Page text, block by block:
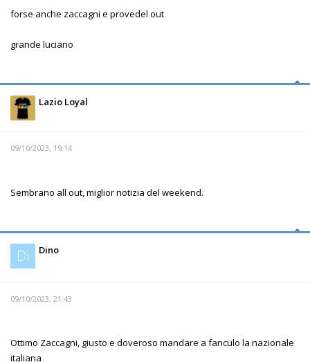
forse anche zaccagni e provedel out
grande luciano
Lazio Loyal
09/10/2023, 19:14
Sembrano all out, miglior notizia del weekend.
Di Dino
09/10/2023, 21:43
Ottimo Zaccagni, giusto e doveroso mandare a fanculo la nazionale
italiana